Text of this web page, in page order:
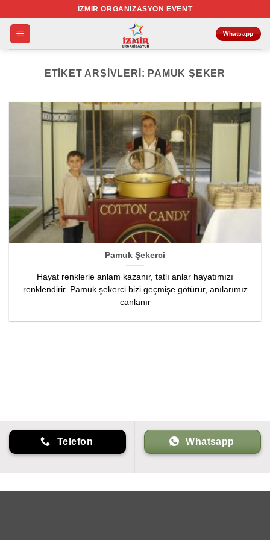
atla
İZMIR ORGANIZASYON EVENT
Whatsapp
ETIKET ARŞIVLERI: PAMUK ŞEKER
Pamuk Şekerci
Hayat renklerle anlam kazanır, tatlı anlar hayatımızı
renklendirir. Pamuk şekerci bizi geçmişe götürür, anılarımız
canlanır
Telefon Whatsapp